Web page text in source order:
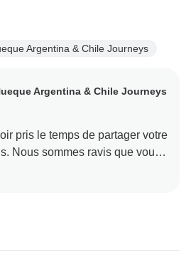
Argentina & Chile Journeys
Argentina & Chile Journeys
pris le temps de partager votre
Nous sommes ravis que vous
voyage et nous allons
nos meilleurs vœux